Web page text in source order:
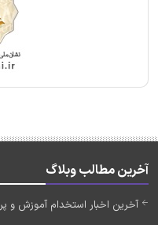
آخرین مطالب وبلاگ
آخرین اخبار استخدام آموزش و پرورش 1405